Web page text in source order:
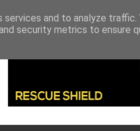
and to analyze traffic.
security metrics to ensure